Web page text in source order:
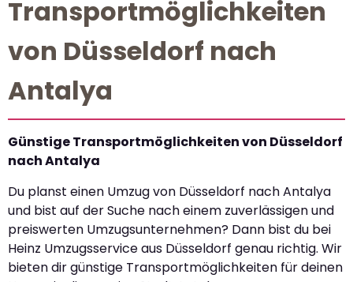
Transportmöglichkeiten
von Düsseldorf nach
Antalya
Günstige Transportmöglichkeiten von Düsseldorf
nach Antalya
Du planst einen Umzug von Düsseldorf nach Antalya
und bist auf der Suche nach einem zuverlässigen und
preiswerten Umzugsunternehmen? Dann bist du bei
Heinz Umzugsservice aus Düsseldorf genau richtig. Wir
bieten dir günstige Transportmöglichkeiten für deinen